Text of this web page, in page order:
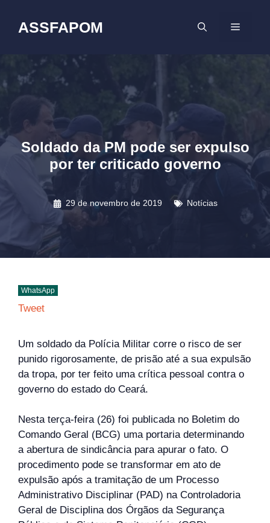
ASSFAPOM MENU
Soldado da PM pode ser expulso
por ter criticado governo
29 de novembro de 2019 Notícias
WhatsApp
Tweet
Um soldado da Polícia Militar corre o risco de ser
punido rigorosamente, de prisão até a sua expulsão
da tropa, por ter feito uma crítica pessoal contra o
governo do estado do Ceará.
Nesta terça-feira (26) foi publicada no Boletim do
Comando Geral (BCG) uma portaria determinando
a abertura de sindicância para apurar o fato. O
procedimento pode se transformar em ato de
expulsão após a tramitação de um Processo
Administrativo Disciplinar (PAD) na Controladoria
Geral de Disciplina dos Órgãos da Segurança